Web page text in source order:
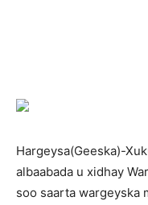
Hargeysa(Geeska)-
albaabada u xidhay
soo saarta wargeyska